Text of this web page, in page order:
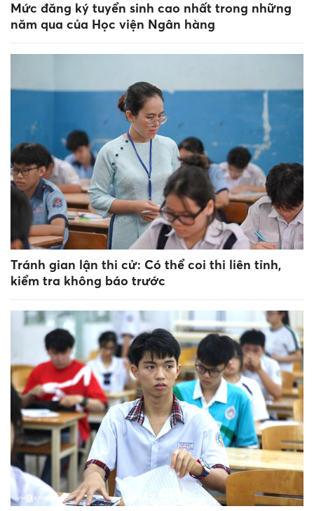
Mức đăng ký tuyển sinh cao nhất trong những
năm qua của Học viện Ngân hàng
Tránh gian lận thi cử: Có thể coi thi liên tỉnh,
kiểm tra không báo trước